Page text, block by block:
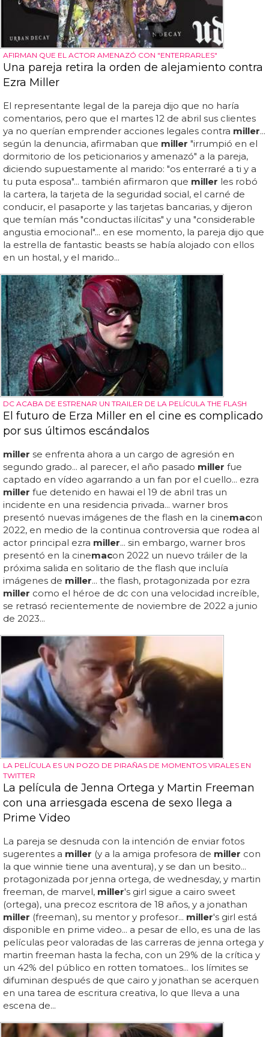
AFIRMAN QUE EL ACTOR AMENAZÓ CON "ENTERRARLES"
Una pareja retira la orden de alejamiento contra
Ezra Miller
El representante legal de la pareja dijo que no haría
comentarios, pero que el martes 12 de abril sus clientes
ya no querían emprender acciones legales contra miller...
según la denuncia, afirmaban que miller "irrumpió en el
dormitorio de los peticionarios y amenazó" a la pareja,
diciendo supuestamente al marido: "os enterraré a ti y a
tu puta esposa"... también afirmaron que miller les robó
la cartera, la tarjeta de la seguridad social, el carné de
conducir, el pasaporte y las tarjetas bancarias, y dijeron
que temían más "conductas ilícitas" y una "considerable
angustia emocional"... en ese momento, la pareja dijo que
la estrella de fantastic beasts se había alojado con ellos
en un hostal, y el marido...
DC ACABA DE ESTRENAR UN TRAILER DE LA PELÍCULA THE FLASH
El futuro de Erza Miller en el cine es complicado
por sus últimos escándalos
miller se enfrenta ahora a un cargo de agresión en
segundo grado... al parecer, el año pasado miller fue
captado en vídeo agarrando a un fan por el cuello... ezra
miller fue detenido en hawai el 19 de abril tras un
incidente en una residencia privada... warner bros
presentó nuevas imágenes de the flash en la cinemacon
2022, en medio de la continua controversia que rodea al
actor principal ezra miller... sin embargo, warner bros
presentó en la cinemacon 2022 un nuevo tráiler de la
próxima salida en solitario de the flash que incluía
imágenes de miller... the flash, protagonizada por ezra
miller como el héroe de dc con una velocidad increíble,
se retrasó recientemente de noviembre de 2022 a junio
de 2023...
LA PELÍCULA ES UN POZO DE PIRAÑAS DE MOMENTOS VIRALES EN
TWITTER
La película de Jenna Ortega y Martin Freeman
con una arriesgada escena de sexo llega a
Prime Video
La pareja se desnuda con la intención de enviar fotos
sugerentes a miller (y a la amiga profesora de miller con
la que winnie tiene una aventura), y se dan un besito...
protagonizada por jenna ortega, de wednesday, y martin
freeman, de marvel, miller's girl sigue a cairo sweet
(ortega), una precoz escritora de 18 años, y a jonathan
miller (freeman), su mentor y profesor... miller's girl está
disponible en prime video... a pesar de ello, es una de las
películas peor valoradas de las carreras de jenna ortega y
martin freeman hasta la fecha, con un 29% de la crítica y
un 42% del público en rotten tomatoes... los límites se
difuminan después de que cairo y jonathan se acerquen
en una tarea de escritura creativa, lo que lleva a una
escena de...